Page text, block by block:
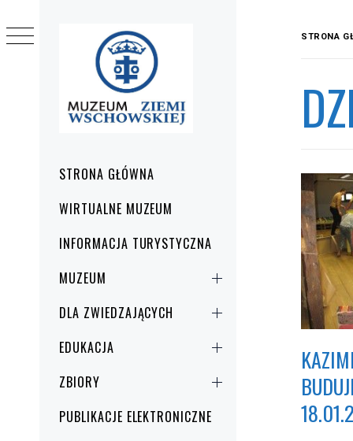
główneSTRONA GŁÓWNA
WIRTUALNE MUZEUM
INFORMACJA TURYSTYCZNA
MUZEUM
DLA ZWIEDZAJĄCYCH
EDUKACJA
ZBIORY
PUBLIKACJE ELEKTRONICZNE
STRONA